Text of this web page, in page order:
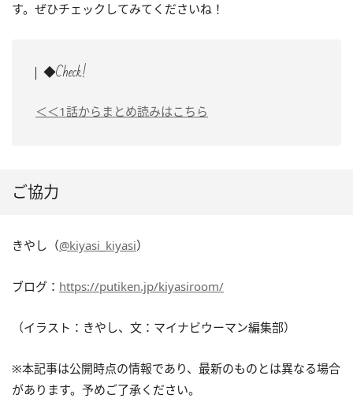
す。ぜひチェックしてみてくださいね！
◆Check!
＜＜1話からまとめ読みはこちら
ご協力
きやし（@kiyasi_kiyasi）
ブログ： https://putiken.jp/kiyasiroom/
（イラスト：きやし、文：マイナビウーマン編集部）
※本記事は公開時点の情報であり、最新のものとは異なる場合
があります。予めご了承ください。